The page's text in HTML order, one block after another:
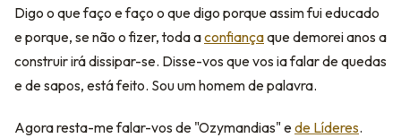
Digo o que faço e faço o que digo porque assim fui educado
e porque, se não o fizer, toda aconfiançaque demorei anos a
construir irá dissipar-se. Disse-vos que vos ia falar de quedas
e de sapos, está feito. Sou um homem de palavra.
Agora resta-me falar-vos de "Ozymandias" e de Líderes.